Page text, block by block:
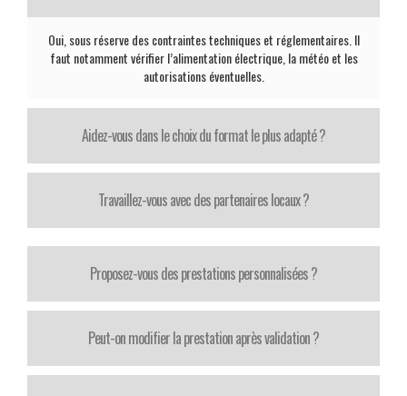
Oui, sous réserve des contraintes techniques et réglementaires. Il
faut notamment vérifier l’alimentation électrique, la météo et les
autorisations éventuelles.
Aidez-vous dans le choix du format le plus adapté ?
Travaillez-vous avec des partenaires locaux ?
Proposez-vous des prestations personnalisées ?
Peut-on modifier la prestation après validation ?